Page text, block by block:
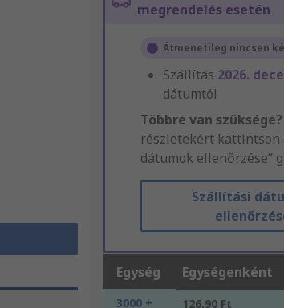
megrendelés esetén
Átmenetileg nincsen
Szállítás 2026.
dátumtól
Többre van szüksége?
részletekért kattintson
dátumok ellenőrzése”
Szállítási
Egység Egységenként
3000 + 126,90 Ft